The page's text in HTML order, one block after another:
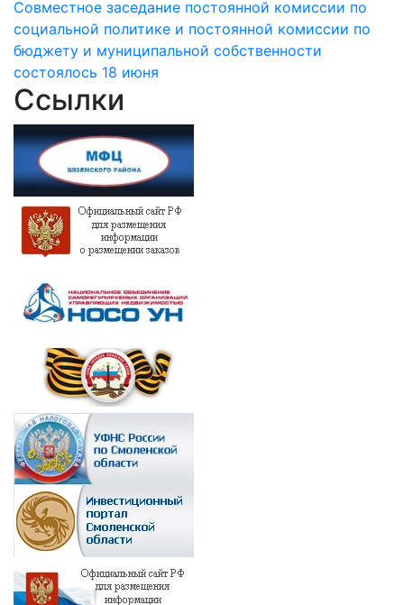
Совместное заседание постоянной комиссии по
социальной политике и постоянной комиссии по
бюджету и муниципальной собственности
состоялось 18 июня
Ссылки